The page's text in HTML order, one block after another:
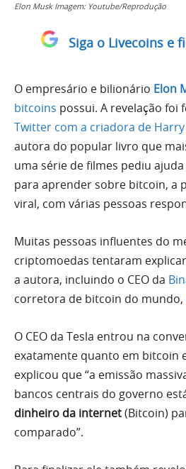
Elon Musk Imagem: Youtube/Reprodução
Siga o Livecoins e
O empresário e bilionário Elon
bitcoins possui. A revelação foi
Twitter com a criadora de
autora do popular livro que
uma série de filmes pediu
para aprender sobre bitcoin, a
viral, com várias pessoas
Muitas pessoas influentes do
criptomoedas tentaram
a autora, incluindo o CEO da
corretora de bitcoin do mundo,
O CEO da Tesla entrou na
exatamente quanto em bitcoin
explicou que “a emissão
bancos centrais do governo
dinheiro da internet(Bitcoin)
comparado”.